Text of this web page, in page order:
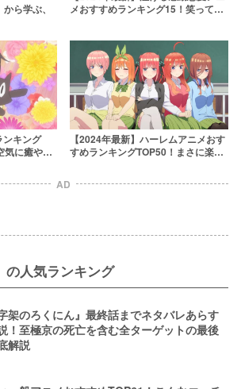
ら学ぶ、
メおすすめランキング15！笑って泣
ンキング
気に癒やさ
【2024年最新】ハーレムアニメおす
すめランキングTOP50！まさに楽
AD
の人気ランキング
架のろくにん』最終話までネタバレあらす
！至極京の死亡を含む全ターゲットの最後
解説